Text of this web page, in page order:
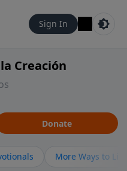
Sign In
Creación
Donate
More Ways to